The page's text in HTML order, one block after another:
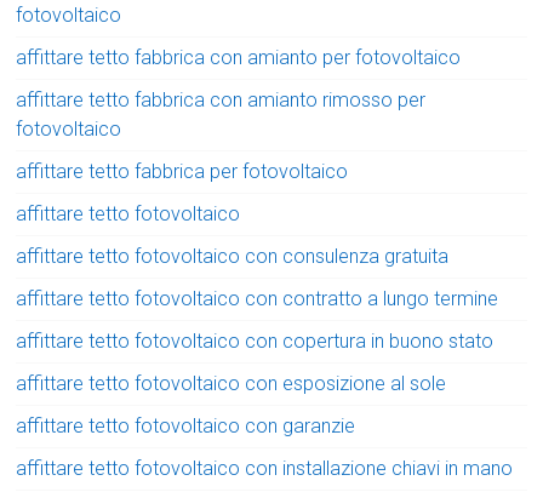
fotovoltaico
affittare tetto fabbrica con amianto per fotovoltaico
affittare tetto fabbrica con amianto rimosso per
fotovoltaico
affittare tetto fabbrica per fotovoltaico
affittare tetto fotovoltaico
affittare tetto fotovoltaico con consulenza gratuita
affittare tetto fotovoltaico con contratto a lungo termine
affittare tetto fotovoltaico con copertura in buono stato
affittare tetto fotovoltaico con esposizione al sole
affittare tetto fotovoltaico con garanzie
affittare tetto fotovoltaico con installazione chiavi in mano